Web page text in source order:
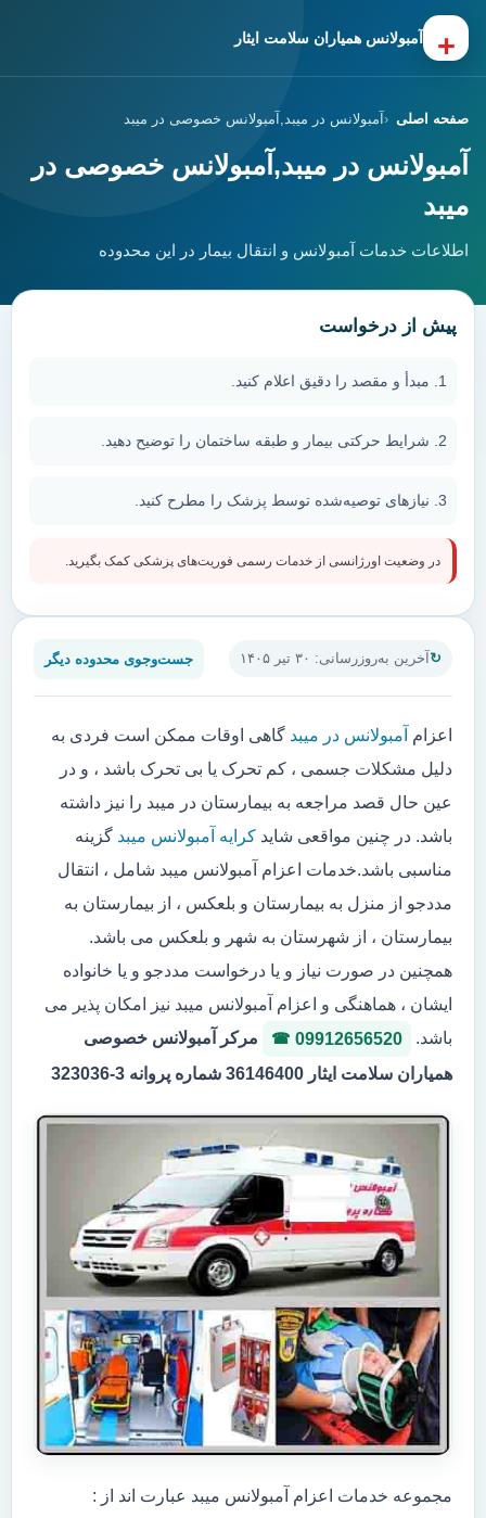
+ آمبولانس همیاران سلامت ایثار
صفحه اصلی آمبولانس در میبد,آمبولانس خصوصی در میبد
آمبولانس در میبد,آمبولانس خصوصی در
میبد
اطلاعات خدمات آمبولانس و انتقال بیمار در این محدوده
آخرین به‌روزرسانی: ۳۰ تیر ۱۴۰۵ جست‌وجوی محدوده دیگر
اعزام آمبولانس در میبد گاهی اوقات ممکن است فردی به
دلیل مشکلات جسمی ، کم تحرک یا بی تحرک باشد ، و در
عین حال قصد مراجعه به بیمارستان در میبد را نیز داشته
باشد. در چنین مواقعی شاید کرایه آمبولانس میبد گزینه
مناسبی باشد.خدمات اعزام آمبولانس میبد شامل ، انتقال
مددجو از منزل به بیمارستان و بلعکس ، از بیمارستان به
بیمارستان ، از شهرستان به شهر و بلعکس می باشد.
همچنین در صورت نیاز و یا درخواست مددجو و یا خانواده
ایشان ، هماهنگی و اعزام آمبولانس میبد نیز امکان پذیر می
باشد.
09912656520
مرکر آمبولانس خصوصی
همیاران سلامت ایثار 36146400 شماره پروانه 3-323036
مجموعه خدمات اعزام آمبولانس میبد عبارت اند از :
پیش از درخواست
مبدأ و مقصد را دقیق اعلام کنید.
شرایط حرکتی بیمار و طبقه ساختمان را توضیح دهید.
نیازهای توصیه‌شده توسط پزشک را مطرح کنید.
در وضعیت اورژانسی از خدمات رسمی فوریت‌های پزشکی کمک بگیرید.